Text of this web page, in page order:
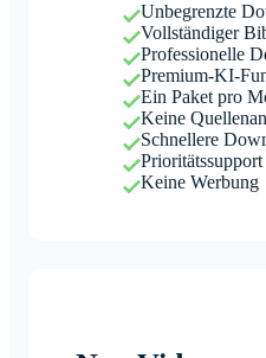
Unbegrenzte
Vollständiger
Professionelle
Premium-KI-
Ein Paket pro
Keine
Schnellere
Prioritätssupport
Keine Werbung